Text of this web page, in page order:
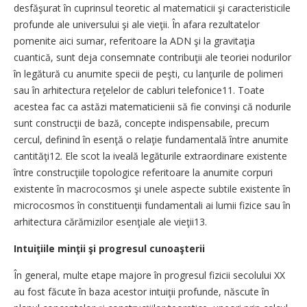
desfăşurat în cuprinsul teoretic al matematicii şi caracteristicile
profunde ale universului şi ale vieţii. În afara rezultatelor
pomenite aici sumar, referitoare la ADN şi la gravitaţia
cuantică, sunt deja consemnate contribuţii ale teoriei nodurilor
în legătură cu anumite specii de peşti, cu lanţurile de polimeri
sau în arhitectura reţelelor de cabluri telefonice11. Toate
acestea fac ca astăzi matematicienii să fie convinşi că nodurile
sunt construcţii de bază, concepte indispensabile, precum
cercul, definind în esenţă o relaţie fundamentală între anumite
cantităţi12. Ele scot la iveală legăturile extraordinare existente
între construcţiile topologice referitoare la anumite corpuri
existente în macrocosmos şi unele aspecte subtile existente în
microcosmos în constituenţii fundamentali ai lumii fizice sau în
arhitectura cărămizilor esenţiale ale vieţii13.
Intuiţiile minţii şi progresul cunoaşterii
În general, multe etape majore în progresul fizicii secolului XX
au fost făcute în baza acestor intuiţii profunde, născute în